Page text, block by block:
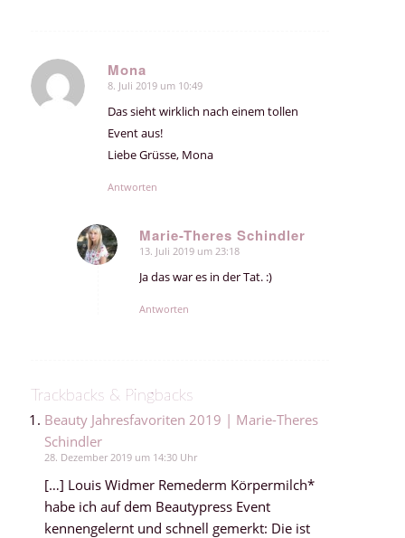
Mona
sagte:
8. Juli 2019 um 10:49
Das sieht wirklich nach einem tollen
Event aus!
Liebe Grüsse, Mona
Antworten
Marie-Theres Schindler
sagte:
13. Juli 2019 um 23:18
Ja das war es in der Tat. :)
Antworten
Trackbacks & Pingbacks
Beauty Jahresfavoriten 2019 | Marie-Theres
Schindler
28. Dezember 2019 um 14:30 Uhr
[…] Louis Widmer Remederm Körpermilch*
habe ich auf dem Beautypress Event
kennengelernt und schnell gemerkt: Die ist